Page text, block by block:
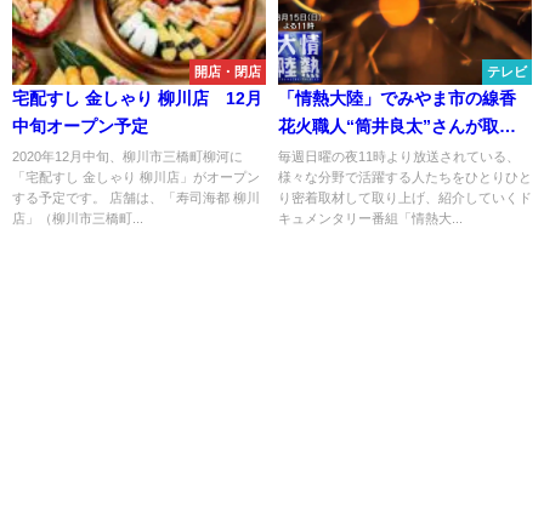
開店・閉店
宅配すし 金しゃり 柳川店 12月
中旬オープン予定
2020年12月中旬、柳川市三橋町柳河に
「宅配すし 金しゃり 柳川店」がオープン
する予定です。 店舗は、「寿司海都 柳川
店」（柳川市三橋町...
テレビ
「情熱大陸」でみやま市の線香
花火職人“筒井良太”さんが取り
上げられる！8月15日放送
毎週日曜の夜11時より放送されている、
様々な分野で活躍する人たちをひとりひと
り密着取材して取り上げ、紹介していくド
キュメンタリー番組「情熱大...